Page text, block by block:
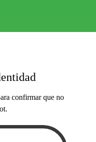
confirmar que no